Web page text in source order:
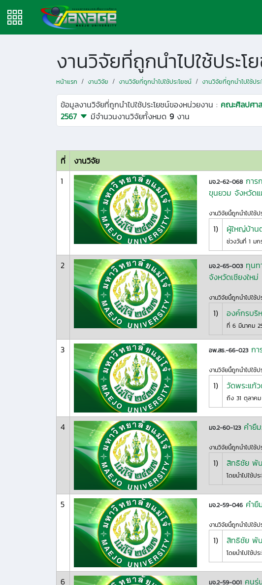
งานวิจัยที่ถูกนำไปใช้ประ
หน้าแรก งานวิจัย งานวิจัยที่ถูกนำไปใช้ประโยชน์ งานวิจัยที่ถูกนำไปใช้ป
ข้อมูลงานวิจัยที่ถูกนำไปใช้ประโยชน์ของหน่วยงาน : คณะศิลปศา
2567
มีจำนวนงานวิจัยทั้งหมด 9 งาน
ที่
งานวิจัย
1
มจ.2-62-068 การ
ขุนยวม จังหวัด
งานวิจัยนี้ถูกนำไปใช้
1) ผู้ใหญ่บ้าน
ช่วงวันที่ 1 ม
2 มจ.2-65-003 ทุนท
จังหวัดเชียงใหม่
งานวิจัยนี้ถูกนำไปใช้
1) องค์กรบริ
ที่ 6 มีนาคม
3 อพ.สธ.-66-023 กา
งานวิจัยนี้ถูกนำไปใช้
1) วัดพระแก้
ถึง 31 ตุลาค
4 มจ.2-60-123 คำยื
งานวิจัยนี้ถูกนำไปใช้
1) สิทธิชัย พั
โดยนำไปใช้ป
5 มจ.2-59-046 คำยื
งานวิจัยนี้ถูกนำไปใช้
1) สิทธิชัย พั
โดยนำไปใช้ป
6 มจ.2-59-001 คนรุ่